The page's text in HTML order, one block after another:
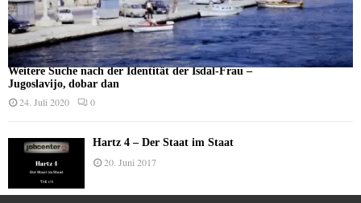
Weitere Suche nach der Identität der Isdal-Frau –
Jugoslavijo, dobar dan
24. Juli 2020 0
Hartz 4 – Der Staat im Staat
20. Juni 2017